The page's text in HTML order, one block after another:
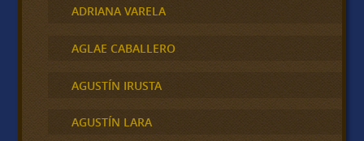
ADRIANA VARELA
AGLAE CABALLERO
AGUSTÍN IRUSTA
AGUSTÍN LARA